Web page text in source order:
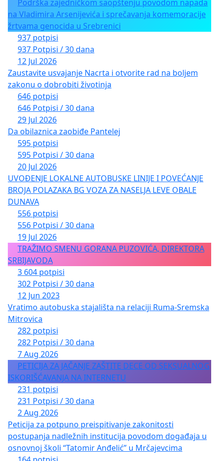
Podrška zajedničkom saopštenju povodom napada
na Vladimira Arsenijevića i sprečavanja komemoracije
žrtvama genocida u Srebrenici
937 potpisi
937 Potpisi / 30 dana
12 Jul 2026
Zaustavite usvajanje Nacrta i otvorite rad na boljem
zakonu o dobrobiti životinja
646 potpisi
646 Potpisi / 30 dana
29 Jul 2026
Da obilaznica zaobiđe Pantelej
595 potpisi
595 Potpisi / 30 dana
20 Jul 2026
UVOĐENJE LOKALNE AUTOBUSKE LINIJE I POVEĆANJE
BROJA POLAZAKA BG VOZA ZA NASELJA LEVE OBALE
DUNAVA
556 potpisi
556 Potpisi / 30 dana
19 Jul 2026
TRAŽIMO SMENU GORANA PUZOVIĆA, DIREKTORA
SRBIJAVODA
3 604 potpisi
302 Potpisi / 30 dana
12 Jun 2023
Vratimo autobuska stajališta na relaciji Ruma-Sremska
Mitrovica
282 potpisi
282 Potpisi / 30 dana
7 Aug 2026
PETICIJA ZA JAČANJE ZAŠTITE DECE OD SEKSUALNOG
ISKORIŠĆAVANJA NA INTERNETU
231 potpisi
231 Potpisi / 30 dana
2 Aug 2026
Peticija za potpuno preispitivanje zakonitosti
postupanja nadležnih institucija povodom događaja u
osnovnoj školi “Tatomir Anđelić” u Mrčajevcima